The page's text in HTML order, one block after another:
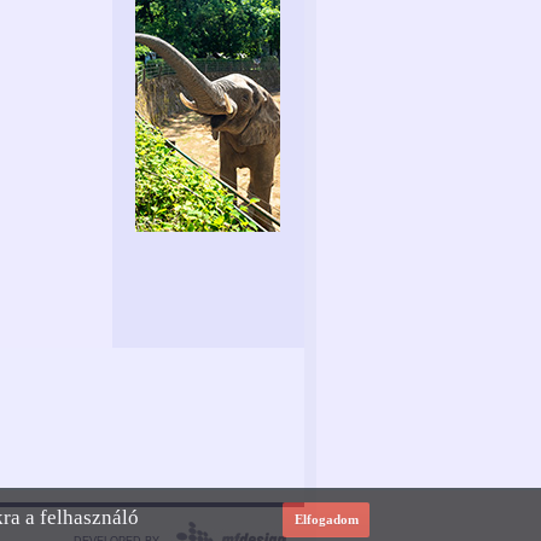
a felhasználó
Elfogadom